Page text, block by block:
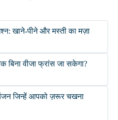
खाने-पीने और मस्ती का मज़ा
बिना वीजा फ्रांस जा सकेगा?
जिन्हें आपको ज़रूर चखना